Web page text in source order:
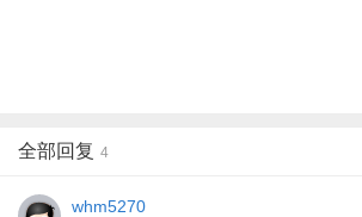
全部回复 4
whm5270